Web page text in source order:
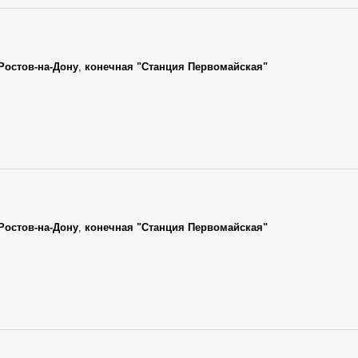
на-Дону, конечная "Станция Первомайская"
на-Дону, конечная "Станция Первомайская"